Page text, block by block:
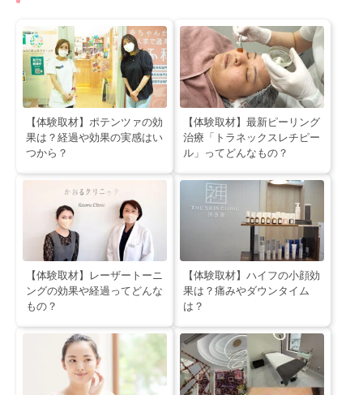
【体験取材】ポテンツァの効
果は？経過や効果の実感はい
つから？
【体験取材】最新ピーリング
治療「トラネックスレチピー
ル」ってどんなもの？
【体験取材】レーザートーニ
ングの効果や経過ってどんな
もの？
【体験取材】ハイフの小顔効
果は？痛みやダウンタイム
は？